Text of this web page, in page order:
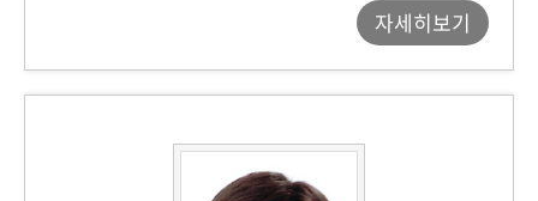
자세히보기